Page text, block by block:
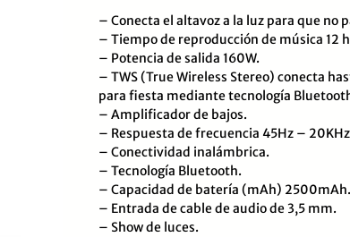
con
de
5
– Conecta el altavoz a la luz para que no
– Tiempo de reproducción de música 12
– Potencia de salida 160W.
– TWS (True Wireless Stereo) conecta
para fiesta mediante tecnología
– Amplificador de bajos.
– Respuesta de frecuencia 45Hz –
– Conectividad inalámbrica.
– Tecnología Bluetooth.
– Capacidad de batería (mAh) 2500mAh.
– Entrada de cable de audio de 3,5 mm.
– Show de luces.